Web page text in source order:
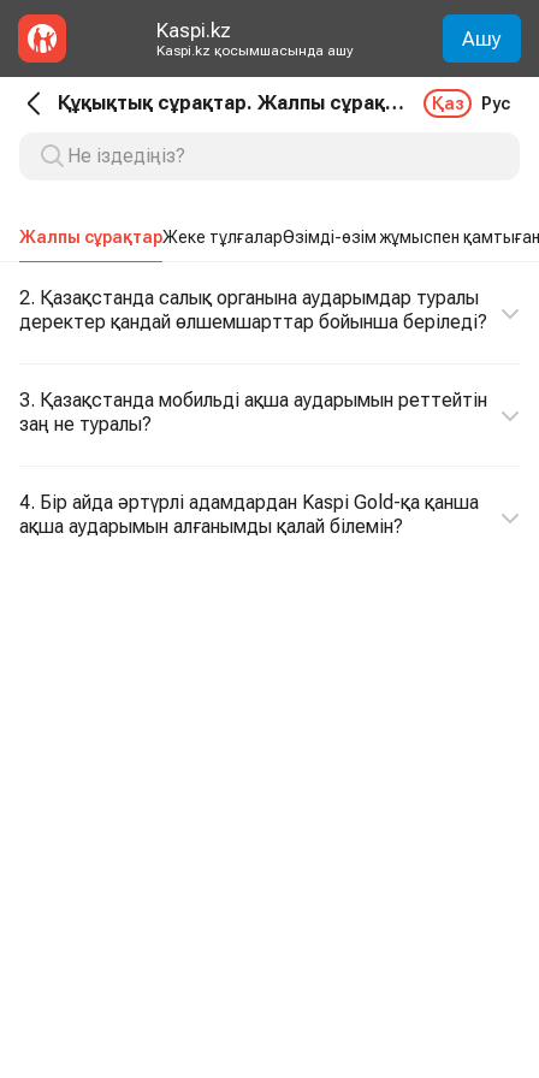
Kaspi.kz
Kaspi.kz қосымшасында ашу Ашу
Құқықтық сұрақтар. Жалпы сұрақтар Қаз Рус
Жалпы сұрақтарЖеке тұлғаларӨзімді-өзім жұмыспен
2. Қазақстанда салық органына аударымдар туралы
деректер қандай өлшемшарттар бойынша беріледі?
3. Қазақстанда мобильді ақша аударымын реттейтін
заң не туралы?
4. Бір айда әртүрлі адамдардан Kaspi Gold-қа қанша
ақша аударымын алғанымды қалай білемін?